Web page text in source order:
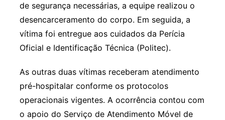
de segurança necessárias, a equipe realizou o
desencarceramento do corpo. Em seguida, a
vítima foi entregue aos cuidados da Perícia
Oficial e Identificação Técnica (Politec).
As outras duas vítimas receberam atendimento
pré-hospitalar conforme os protocolos
operacionais vigentes. A ocorrência contou com
o apoio do Serviço de Atendimento Móvel de